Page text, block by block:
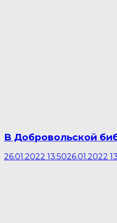
В Добровольской
26.01.2022 13:5026.01.2022